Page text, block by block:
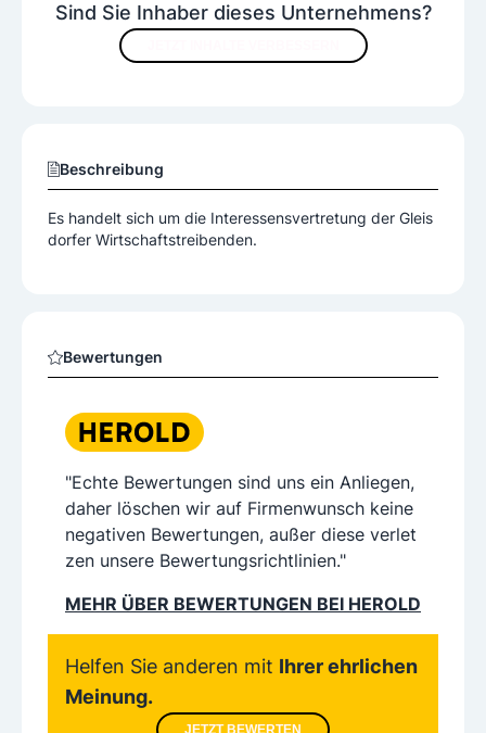
Sind Sie Inhaber dieses Unternehmens?
Beschreibung
Es handelt sich um die Interessensvertretung der Gleis
dorfer Wirtschaftstreibenden.
Bewertungen
"Echte Bewertungen sind uns ein Anliegen,
daher löschen wir auf Firmenwunsch keine
negativen Bewertungen, außer diese verlet
zen unsere Bewertungsrichtlinien."
MEHR ÜBER BEWERTUNGEN BEI HEROLD
Helfen Sie anderen mit Ihrer ehrlichen
Meinung.
JETZT BEWERTEN